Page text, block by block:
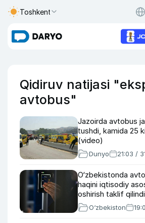
Toshkent
Qidiruv natijasi
avtobus"
Jazoirda avtobus
tushdi, kamida 25
(video)
Dunyo 21:03 /
O‘zbekistonda
haqini iqtisodiy
oshirish taklif qilindi
O‘zbekiston